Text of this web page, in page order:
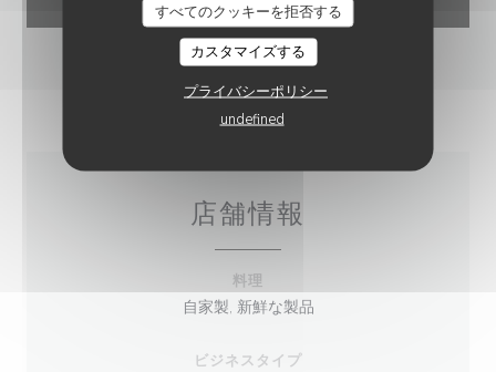
すべてのクッキーを拒否する
カスタマイズする
プライバシーポリシー
undefined
店舗情報
料理
自家製, 新鮮な製品
ビジネスタイプ